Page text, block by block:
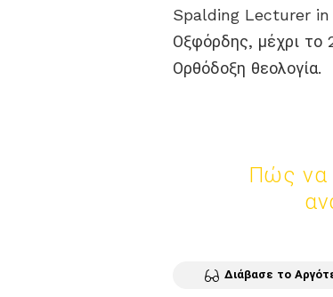
Spalding Lecturer in
Οξφόρδης, μέχρι το
Ορθόδοξη θεολογία.
Πώς να
Διάβασε το